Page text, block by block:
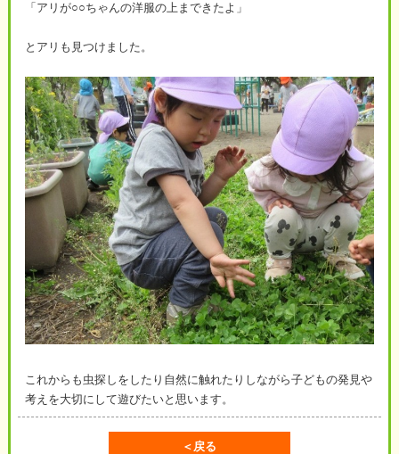
「アリが○○ちゃんの洋服の上まできたよ」
とアリも見つけました。
これからも虫探しをしたり自然に触れたりしながら子どもの発見や
考えを大切にして遊びたいと思います。
＜戻る